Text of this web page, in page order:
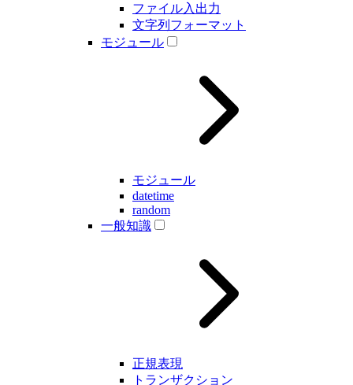
ファイル入出力
文字列フォーマット
モジュール
モジュール
datetime
random
一般知識
正規表現
トランザクション